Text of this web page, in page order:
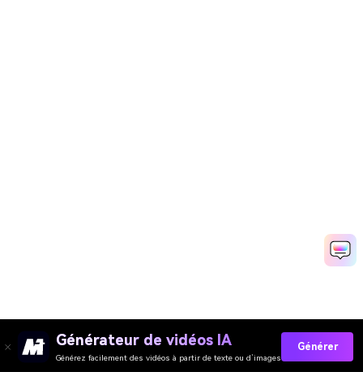
Générateur de vidéos IA
Générez facilement des vidéos à partir de texte ou d’images
Générer